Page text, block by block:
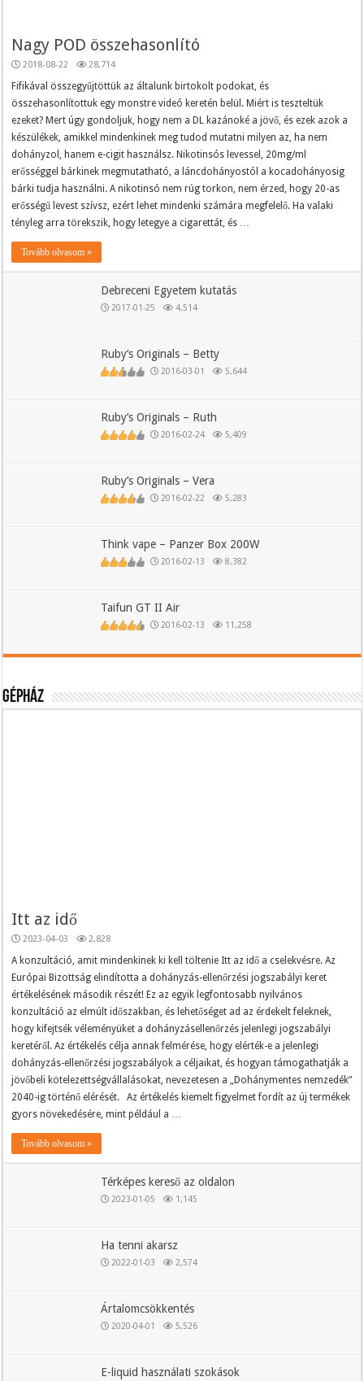
Nagy POD összehasonlító
2018-08-22 28,714
Fifikával összegyűjtöttük az általunk birtokolt podokat, és
összehasonlítottuk egy monstre videó keretén belül. Miért is teszteltük
ezeket? Mert úgy gondoljuk, hogy nem a DL kazánoké a jövő, és ezek azok a
készülékek, amikkel mindenkinek meg tudod mutatni milyen az, ha nem
dohányzol, hanem e-cigit használsz. Nikotinsós levessel, 20mg/ml
erősséggel bárkinek megmutatható, a láncdohányostól a kocadohányosig
bárki tudja használni. A nikotinsó nem rúg torkon, nem érzed, hogy 20-as
erősségű levest szívsz, ezért lehet mindenki számára megfelelő. Ha valaki
tényleg arra törekszik, hogy letegye a cigarettát, és …
Tovább olvasom »
Debreceni Egyetem kutatás
2017-01-25 4,514
Ruby’s Originals – Betty
2016-03-01 5,644
Ruby’s Originals – Ruth
2016-02-24 5,409
Ruby’s Originals – Vera
2016-02-22 5,283
Think vape – Panzer Box 200W
2016-02-13 8,382
Taifun GT II Air
2016-02-13 11,258
Gépház
Itt az idő
2023-04-03 2,828
A konzultáció, amit mindenkinek ki kell töltenie Itt az idő a cselekvésre. Az
Európai Bizottság elindította a dohányzás-ellenőrzési jogszabályi keret
értékelésének második részét! Ez az egyik legfontosabb nyilvános
konzultáció az elmúlt időszakban, és lehetőséget ad az érdekelt feleknek,
hogy kifejtsék véleményüket a dohányzásellenőrzés jelenlegi jogszabályi
keretéről. Az értékelés célja annak felmérése, hogy elérték-e a jelenlegi
dohányzás-ellenőrzési jogszabályok a céljaikat, és hogyan támogathatják a
jövőbeli kötelezettségvállalásokat, nevezetesen a „Dohánymentes nemzedék”
2040-ig történő elérését. Az értékelés kiemelt figyelmet fordít az új termékek
gyors növekedésére, mint például a …
Tovább olvasom »
Térképes kereső az oldalon
2023-01-05 1,145
Ha tenni akarsz
2022-01-03 2,574
Ártalomcsökkentés
2020-04-01 5,526
E-liquid használati szokások